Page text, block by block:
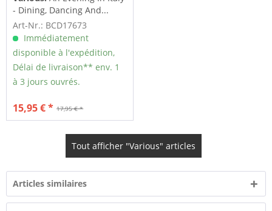
- Dining, Dancing And...
Art-Nr.: BCD17673
Immédiatement
disponible à l'expédition,
Délai de livraison** env. 1
à 3 jours ouvrés.
17,95 € *
15,95 € *
Tout afficher "Various" articles
Articles similaires